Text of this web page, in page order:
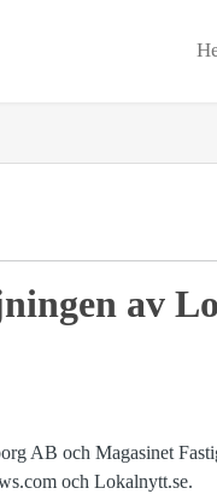
av
AB och Magasinet
och Lokalnytt.se.